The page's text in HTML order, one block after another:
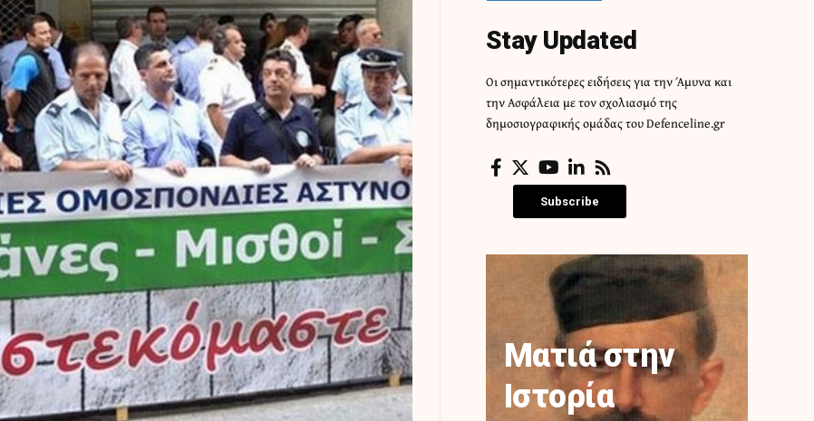
Stay Updated
Οι σημαντικότερες ειδήσεις για την Άμυνα και
την Ασφάλεια με τον σχολιασμό της
δημοσιογραφικής ομάδας του Defenceline.gr
Subscribe
Ματιά στην
Ιστορία